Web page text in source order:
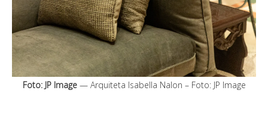
Foto: JP Image— Arquiteta Isabella Nalon – Foto: JP Image